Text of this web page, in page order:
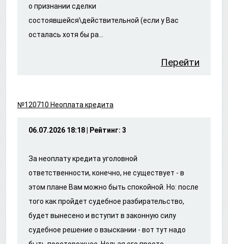
о признании сделки
состоявшейся\действительной (если у Вас
осталась хотя бы ра...
Перейти
№120710 Неоплата кредита
06.07.2026 18:18 | Рейтинг: 3
За неоплату кредита уголовной
ответственности, конечно, не существует - в
этом плане Вам можно быть спокойной. Но: после
того как пройдет судебное разбирательство,
будет вынесено и вступит в законную силу
судебное решение о взыскании - вот тут надо